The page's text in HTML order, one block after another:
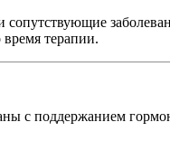
терапии.
с поддержанием